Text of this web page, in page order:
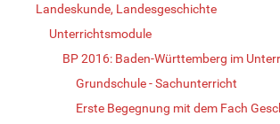
Landeskunde, Landesgeschichte
Unterrichtsmodule
BP 2016: Baden-Württemberg im
Grundschule - Sachunterricht
Erste Begegnung mit dem Fach